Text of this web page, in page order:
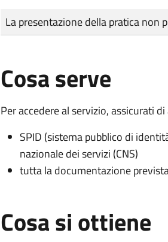
Tipo di pagamento
Importo
La presentazione della pratica non
Cosa serve
Per accedere al servizio, assicurati di
SPID (sistema pubblico di
nazionale dei servizi (CNS)
tutta la documentazione
Cosa si ottiene